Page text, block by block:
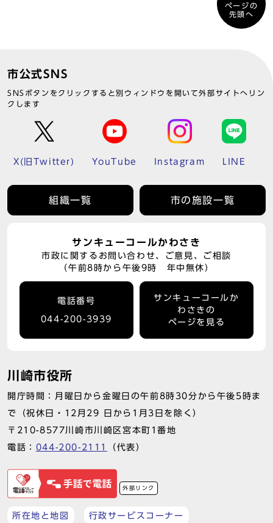
ページの
先頭へ
市公式SNS
SNSボタンをクリックすると別ウィンドウを開いて外部サイトへリン
クします
X(旧Twitter) YouTube Instagram LINE
組織一覧 市の施設一覧
サンキューコールかわさき
市政に関するお問い合わせ、ご意見、ご相談
（午前8時から午後9時 年中無休）
電話番号
044-200-3939
サンキューコールか
わさきの
ページを見る
川崎市役所
開庁時間：月曜日から金曜日の午前8時30分から午後5時ま
で（祝休日・12月29 日から1月3日を除く）
〒210-8577川崎市川崎区宮本町1番地
電話： 044-200-2111 （代表）
外部リンク
所在地と地図 行政サービスコーナー